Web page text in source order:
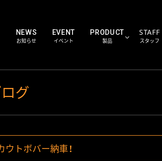
NEWS
お知らせ
EVENT
イベント
PRODUCT
製品
WORKS
STAFF
スタッフ
グ
ウトボバー納車！